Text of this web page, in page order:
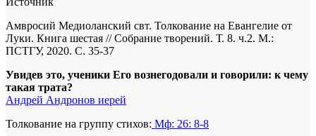
Амвросий Медиоланский свт. Толкование на Евангелие от
Луки. Книга шестая // Собрание творений. Т. 8. ч.2. М.:
ПСТГУ, 2020. С. 35-37
Увидев это, ученики Его вознегодовали и говорили: к чему
такая трата?
Андрей Андронов иерей
Толкование на группу стихов: Мф: 26: 8-8